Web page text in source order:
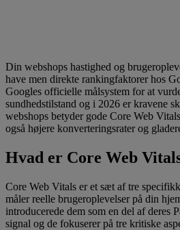
Din webshops hastighed og
have men direkte rankingfaktorer hos
Googles officielle målsystem for at
sundhedstilstand og i 2026 er kravene
webshops betyder gode Core Web
også højere konverteringsrater og
Hvad er Core Web
Core Web Vitals er et sæt af tre
måler reelle brugeroplevelser på din
introducerede dem som en del af deres
signal og de fokuserer på tre kritiske